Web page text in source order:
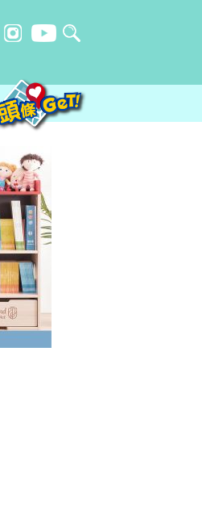
學獎 肯
步驟更